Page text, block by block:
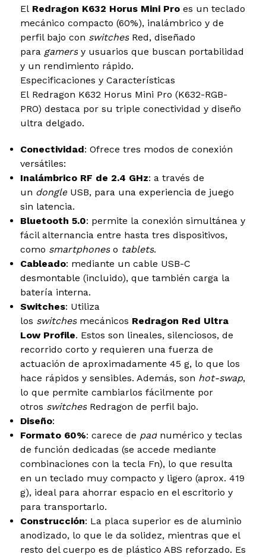
El Redragon K632 Horus Mini Proes un teclado
mecánico compacto (60%), inalámbrico y de
perfil bajo con switchesRed, diseñado
para gamersy usuarios que buscan portabilidad
y un rendimiento rápido.
Especificaciones y Características
El Redragon K632 Horus Mini Pro (K632-RGB-
PRO) destaca por su triple conectividad y diseño
ultra delgado.
Conectividad: Ofrece tres modos de conexión
versátiles:
Inalámbrico RF de 2.4 GHz: a través de
un dongleUSB, para una experiencia de juego
sin latencia.
Bluetooth 5.0: permite la conexión simultánea y
fácil alternancia entre hasta tres dispositivos,
como smartphoneso tablets.
Cableado: mediante un cable USB-C
desmontable (incluido), que también carga la
batería interna.
Switches: Utiliza
los switchesmecánicos Redragon Red Ultra
Low Profile. Estos son lineales, silenciosos, de
recorrido corto y requieren una fuerza de
actuación de aproximadamente 45 g, lo que los
hace rápidos y sensibles. Además, son hot-swap,
lo que permite cambiarlos fácilmente por
otros switchesRedragon de perfil bajo.
Diseño:
Formato 60%: carece de padnumérico y teclas
de función dedicadas (se accede mediante
combinaciones con la tecla Fn), lo que resulta
en un teclado muy compacto y ligero (aprox. 419
g), ideal para ahorrar espacio en el escritorio y
para transportarlo.
Construcción: La placa superior es de aluminio
anodizado, lo que le da solidez, mientras que el
resto del cuerpo es de plástico ABS reforzado. Es